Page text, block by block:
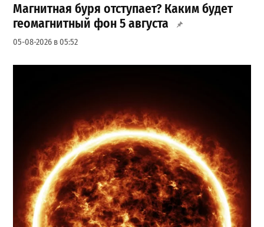
Магнитная буря отступает? Каким будет
геомагнитный фон 5 августа
05-08-2026 в 05:52